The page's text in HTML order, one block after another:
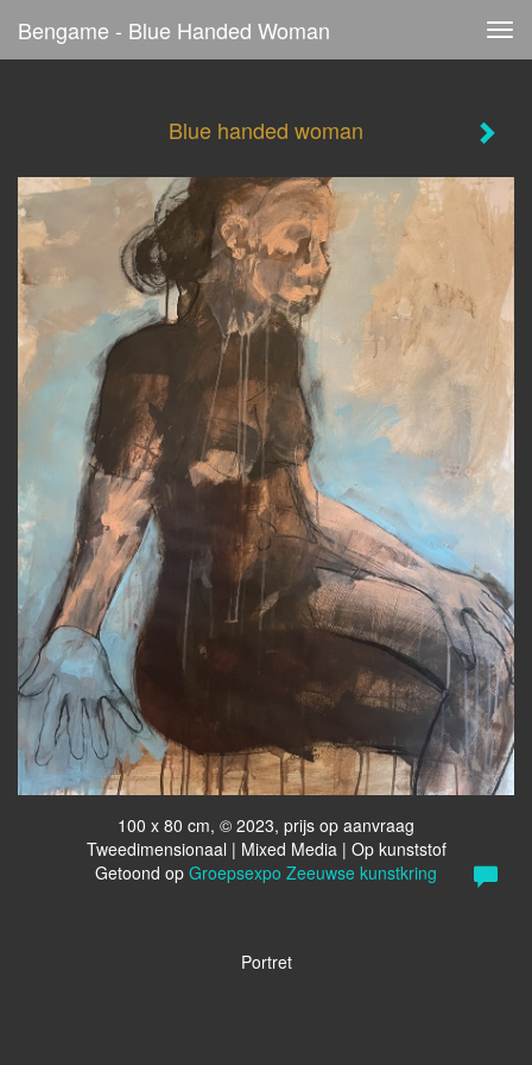
Bengame - Blue Handed Woman
Blue handed woman
100 x 80 cm, © 2023, prijs op aanvraag
Tweedimensionaal | Mixed Media | Op kunststof
Getoond op Groepsexpo Zeeuwse kunstkring
Portret